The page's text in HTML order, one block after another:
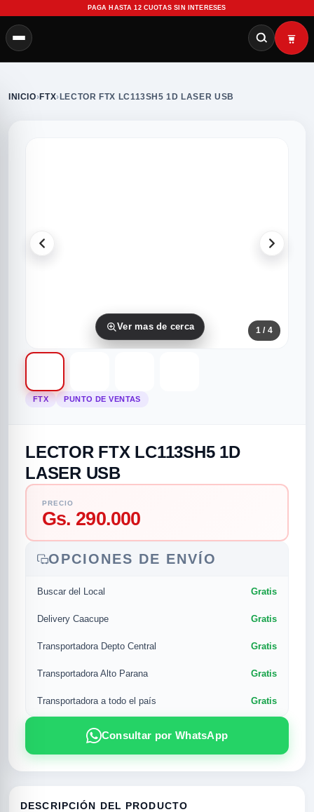
PAGA HASTA 12 CUOTAS SIN INTERESES
categorias
MUSICAL
INICIO›FTX› LECTOR FTX LC113SH5 1D LASER USB
Ver mas de cerca 1 / 4
FTX PUNTO DE VENTAS
LECTOR FTX LC113SH5 1D
LASER USB
PRECIO
Gs. 290.000
OPCIONES DE ENVÍO
Buscar del Local Gratis
Delivery Caacupe Gratis
Transportadora Depto Central Gratis
Transportadora Alto Parana Gratis
Transportadora a todo el país Gratis
Consultar por WhatsApp
DESCRIPCIÓN DEL PRODUCTO